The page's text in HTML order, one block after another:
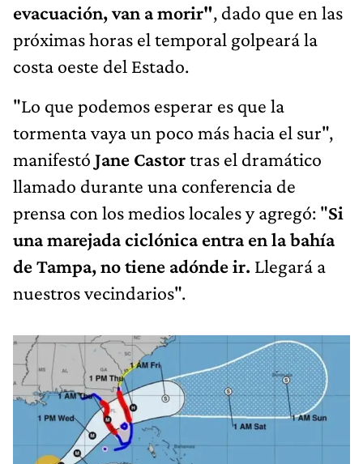
evacuación, van a morir", dado que en las
próximas horas el temporal golpeará la
costa oeste del Estado.
"Lo que podemos esperar es que la
tormenta vaya un poco más hacia el sur",
manifestó Jane Castortras el dramático
llamado durante una conferencia de
prensa con los medios locales y agregó: "Si
una marejada ciclónica entra en la bahía
de Tampa, no tiene adónde ir. Llegará a
nuestros vecindarios".